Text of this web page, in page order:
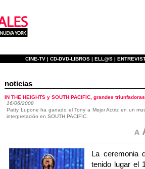
CINE-TV | CD-DVD-LIBROS | ELL@S |
noticias
IN THE HEIGHTS y SOUTH PACIFIC, grandes
16/06/2008
Patty Lupone ha ganado el Tony a Mejor Actriz en un
interpretación en SOUTH PACIFIC.
La ceremonia
tenido lugar el